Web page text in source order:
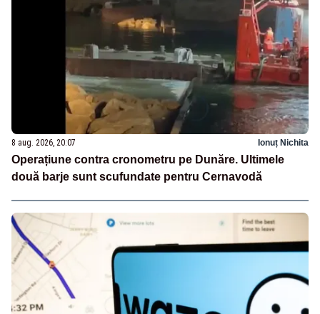
8 aug. 2026, 20:07 Ionuț Nichita
Operațiune contra cronometru pe Dunăre. Ultimele
două barje sunt scufundate pentru Cernavodă